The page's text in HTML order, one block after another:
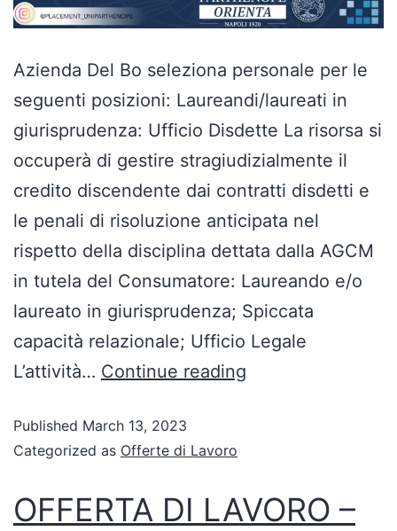
Azienda Del Bo seleziona personale per le
seguenti posizioni: Laureandi/laureati in
giurisprudenza: Ufficio Disdette La risorsa si
occuperà di gestire stragiudizialmente il
credito discendente dai contratti disdetti e
le penali di risoluzione anticipata nel
rispetto della disciplina dettata dalla AGCM
in tutela del Consumatore: Laureando e/o
laureato in giurisprudenza; Spiccata
capacità relazionale; Ufficio Legale
L’attività… Continue reading
Published March 13, 2023
Categorized as Offerte di Lavoro
OFFERTA DI LAVORO –